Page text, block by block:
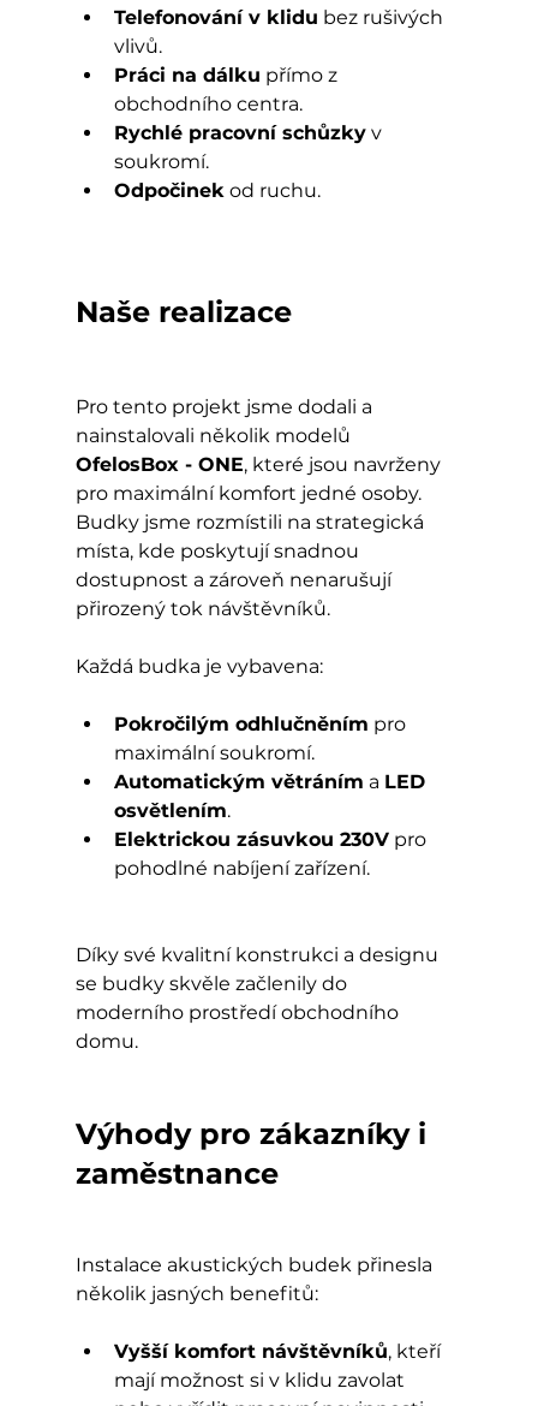
Telefonování v klidu bez rušivých
vlivů.
Práci na dálku přímo z
obchodního centra.
Rychlé pracovní schůzky v
soukromí.
Odpočinek od ruchu.
Naše realizace
Pro tento projekt jsme dodali a
nainstalovali několik modelů
OfelosBox - ONE, které jsou navrženy
pro maximální komfort jedné osoby.
Budky jsme rozmístili na strategická
místa, kde poskytují snadnou
dostupnost a zároveň nenarušují
přirozený tok návštěvníků.
Každá budka je vybavena:
Pokročilým odhlučněním pro
maximální soukromí.
Automatickým větráním a LED
osvětlením.
Elektrickou zásuvkou 230V pro
pohodlné nabíjení zařízení.
Díky své kvalitní konstrukci a designu
se budky skvěle začlenily do
moderního prostředí obchodního
domu.
Výhody pro zákazníky i
zaměstnance
Instalace akustických budek přinesla
několik jasných benefitů:
Vyšší komfort návštěvníků, kteří
mají možnost si v klidu zavolat